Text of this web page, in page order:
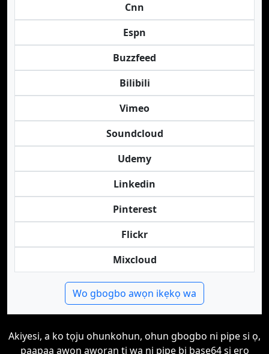
Cnn
Espn
Buzzfeed
Bilibili
Vimeo
Soundcloud
Udemy
Linkedin
Pinterest
Flickr
Mixcloud
Wo gbogbo awọn ikẹkọ wa
Akiyesi, a ko tọju ohunkohun, ohun gbogbo ni pipe si ọ,
paapaa awọn aworan ti wa ni pipe bi base64 si ẹrọ